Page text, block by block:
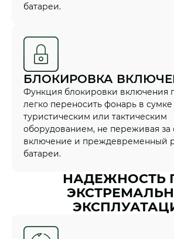
батареи.
БЛОКИРОВКА
Функция блокировки включения
легко переносить фонарь в
туристическим или тактическим
оборудованием, не переживая за
включение и преждевременный
батареи.
НАДЕЖНОСТЬ